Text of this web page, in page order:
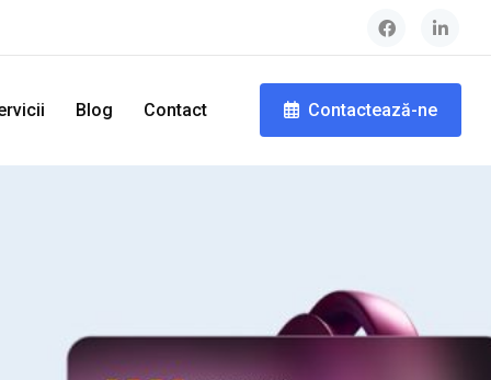
Blog Contact Contactează-ne